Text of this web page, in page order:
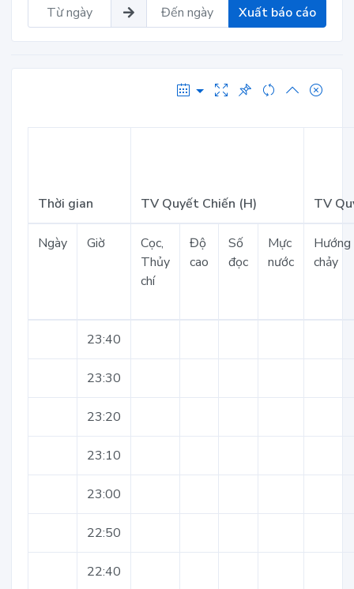
Xuất báo cáo
Thời gian TV Quyết Chiến (H) TV
Ngày Giờ
Cọc,
Thủy
chí
Độ
cao
Số
đọc
Mực
nước
Hướng
chảy
23:40
23:30
23:20
23:10
23:00
22:50
22:40